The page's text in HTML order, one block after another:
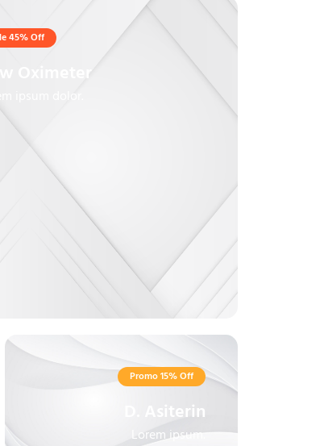
45% Off
Oximeter
ipsum dolor.
Promo 15% Off
D. Asiterin
Lorem ipsum.